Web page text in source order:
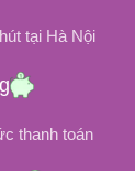
ĐIỆN
tại Hà Nội
thanh toán